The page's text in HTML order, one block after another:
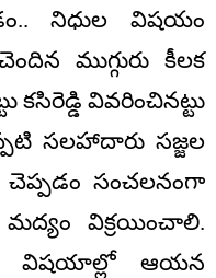
నిధుల విష‌యం
ముగ్గురు కీల‌క
క‌సిరెడ్డి వివ‌రించిన‌ట్టు
స‌ల‌హాదారు స‌జ్జ‌ల
చెప్ప‌డం సంచ‌ల‌నంగా
విక్ర‌యించాలి.
విష‌యాల్లో ఆయ‌న